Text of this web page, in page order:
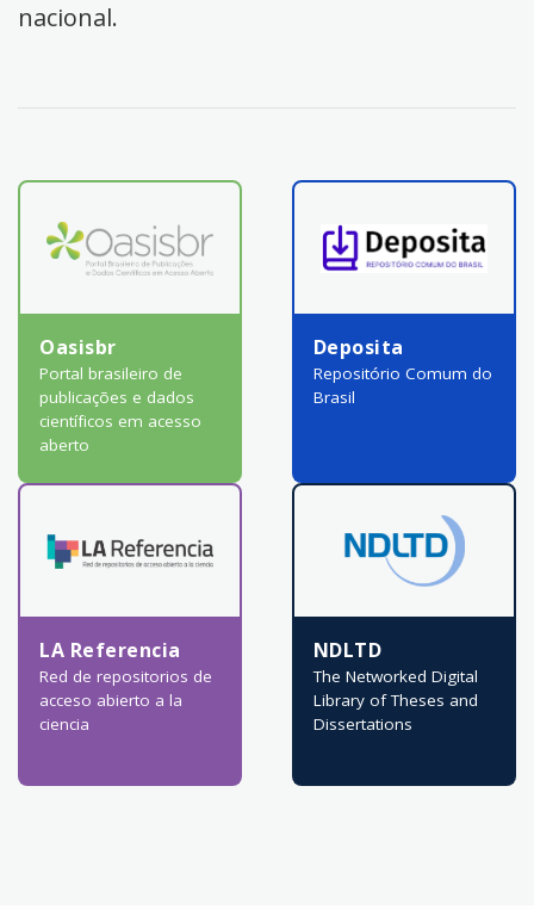
nacional.
Oasisbr
Portal brasileiro de
publicações e dados
científicos em acesso
aberto
Deposita
Repositório Comum do
Brasil
LA Referencia
Red de repositorios de
acceso abierto a la
ciencia
NDLTD
The Networked Digital
Library of Theses and
Dissertations